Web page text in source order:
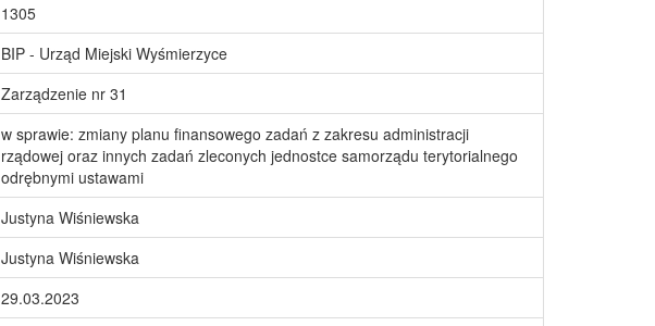
1305
BIP - Urząd Miejski Wyśmierzyce
Zarządzenie nr 31
w sprawie: zmiany planu finansowego zadań z zakresu administracji
rządowej oraz innych zadań zleconych jednostce samorządu terytorialnego
odrębnymi ustawami
Justyna Wiśniewska
Justyna Wiśniewska
29.03.2023